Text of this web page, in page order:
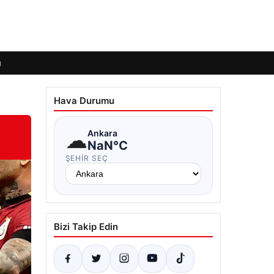
Hava Durumu
☁Ankara
NaN°C
ŞEHIR SEÇ
Bizi Takip Edin